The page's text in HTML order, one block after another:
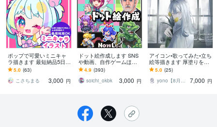
ポップで可愛いミニキャ
ラ描きます 最短納品5日！
幅広く使いやすい可愛い
ミニキャラです
5.0 (63)
こさちまる
3,000 円
ドット絵作成します SNS
や動画、自作ゲームほか
用途自由！
4.9 (393)
soichi_okbk
3,000 円
アイコン•歌ってみた•立ち
絵等描きます 厚塗りを得
意としておます！お気軽
にご相談ください！
5.0 (25)
yono【8月以降のご依頼受付停止】
7,000 円